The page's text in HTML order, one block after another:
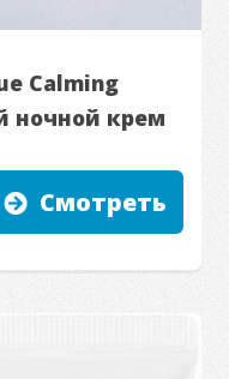
Calming
ночной крем
Смотреть